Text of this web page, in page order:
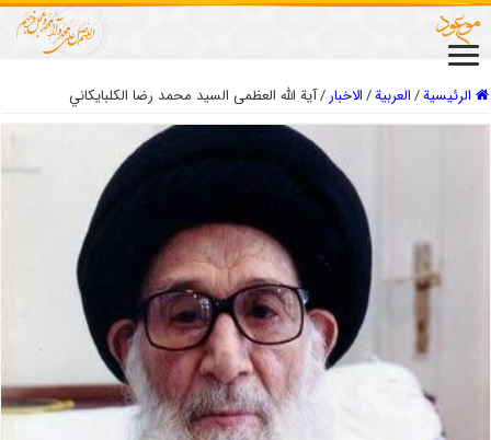
الرئيسية/العربیة/الاخبار/آية الله العظمى السيد محمد رضا الكلبايكاني